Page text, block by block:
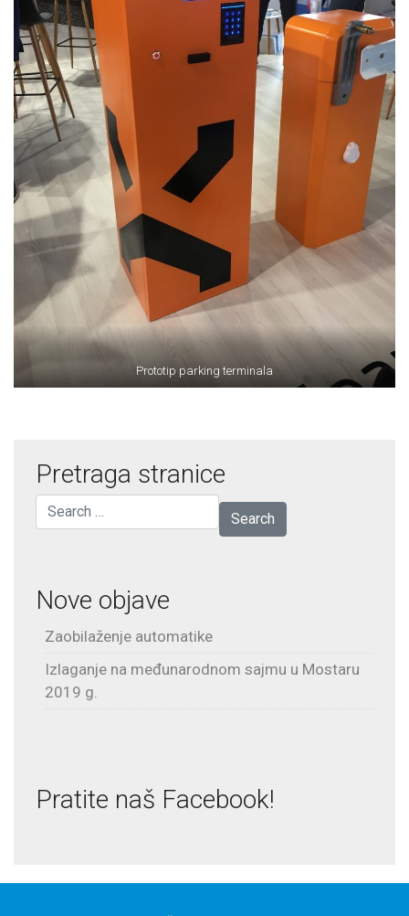
Prototip parking terminala
Pretraga stranice
Search for:
Nove objave
Zaobilaženje automatike
Izlaganje na međunarodnom sajmu u Mostaru
2019 g.
Pratite naš Facebook!